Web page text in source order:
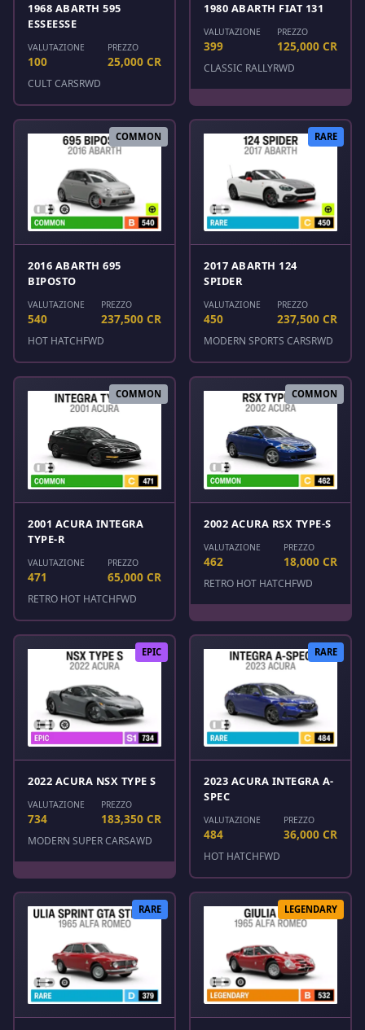
1968 ABARTH 595
ESSEESSE
VALUTAZIONE
100
PREZZO
25,000 CR
CULT CARSRWD
1980 ABARTH FIAT 131
VALUTAZIONE
399
PREZZO
125,000 CR
CLASSIC RALLYRWD
COMMON
2016 ABARTH 695
BIPOSTO
VALUTAZIONE
540
PREZZO
237,500 CR
HOT HATCHFWD
RARE
2017 ABARTH 124
SPIDER
VALUTAZIONE
450
PREZZO
237,500 CR
MODERN SPORTS CARSRWD
COMMON
2001 ACURA INTEGRA
TYPE-R
VALUTAZIONE
471
PREZZO
65,000 CR
RETRO HOT HATCHFWD
COMMON
2002 ACURA RSX TYPE-S
VALUTAZIONE
462
PREZZO
18,000 CR
RETRO HOT HATCHFWD
EPIC
2022 ACURA NSX TYPE S
VALUTAZIONE
734
PREZZO
183,350 CR
MODERN SUPER CARSAWD
RARE
2023 ACURA INTEGRA A-
SPEC
VALUTAZIONE
484
PREZZO
36,000 CR
HOT HATCHFWD
RARE LEGENDARY